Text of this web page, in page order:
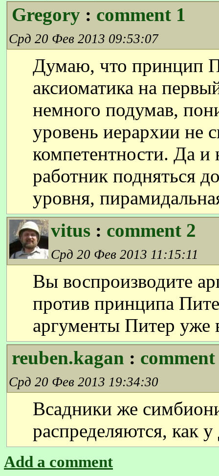
Gregory : comment 1
Срд 20 Фев 2013 09:53:07
Думаю, что принцип
аксиоматика на
немного подумав,
уровень иерархии не
компетентности. Да
работник подняться
уровня,
vitus : comment 2
Срд 20 Фев 2013 11:15:11
Вы воспроизводите
против принципа
аргументы Питер уже
reuben.kagan : comment
Срд 20 Фев 2013 19:34:30
Всадники же
распределяются, как
Add a comment